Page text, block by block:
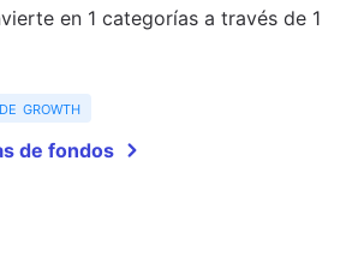
en 1 categorías a través de 1
growth
de fondos